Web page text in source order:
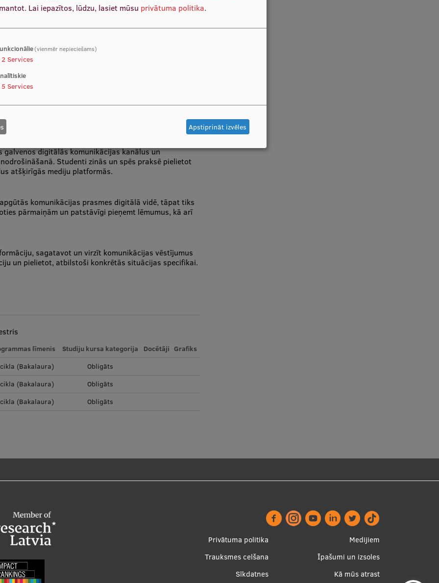
digitālās komunikācijas metodēm un kanāliem.
digitālās komunikācijas izaicinājumus, rodot tiem
digitālās komunikācijas kanālus un
Studenti zinās un spēs praksē pielietot
atšķirīgās mediju platformās.
komunikācijas prasmes digitālā vidē, tāpat tiks
pārmaiņām un patstāvīgi pieņemt lēmumus, kā arī
sagatavot un virzīt komunikācijas vēstījumus
un pielietot, atbilstoši konkrētās situācijas specifikai.
līmenis Studiju kursa kategorija Docētāji Grafiks
(Bakalaura)
Obligāts
(Bakalaura)
Obligāts
(Bakalaura) Obligāts
Footer
menu
Privātuma politika
Trauksmes celšana
Sīkdatnes
Apakšējā
izvēlne2
Medijiem
Īpašumi un izsoles
Kā mūs atrast
Lai iepazītos, lūdzu, lasiet mūsu privātuma politika.
(vienmēr nepieciešams)
2 Services
5 Services
Apstiprināt izvēles